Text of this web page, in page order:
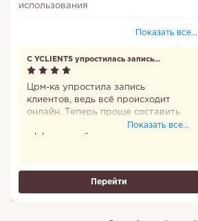
использования
Да
Повторы задач
Входит в Единый
реестр
российских
задач
Показать все...
С YCLIENTS упростилась запись
клиентов
Црм-ка упростила запись
клиентов, ведь всё происходит
онлайн. Теперь проще составить
график и сделать работу
эффективней.
Показать все...
Перейти